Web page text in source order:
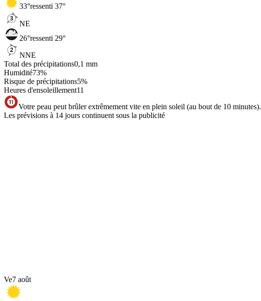
33°ressenti 37°
NE
26°ressenti 29°
NNE
Total des précipitations0,1 mm
Humidité73%
Risque de précipitations5%
Heures d'ensoleillement11
Votre peau peut brûler extrêmement vite en plein soleil (au bout de 10 minutes).
Les prévisions à 14 jours continuent sous la publicité
Ve7 août